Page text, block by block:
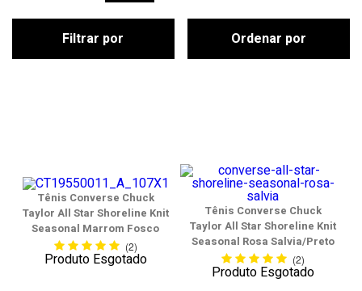
Filtrar por Ordenar por
Tênis Converse Chuck
Taylor All Star Shoreline Knit
Seasonal Marrom Fosco
(2)
Produto Esgotado
Tênis Converse Chuck
Taylor All Star Shoreline Knit
Seasonal Rosa Salvia/Preto
(2)
Produto Esgotado